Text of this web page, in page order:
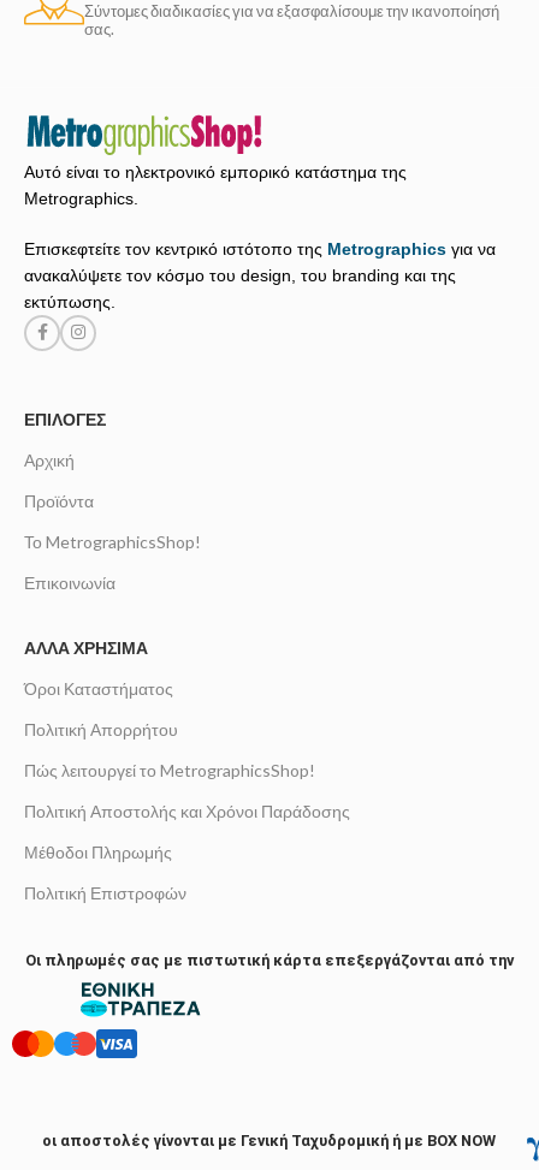
Σύντομες διαδικασίες για να εξασφαλίσουμε την ικανοποίησή
σας.
Αυτό είναι το ηλεκτρονικό εμπορικό κατάστημα της
Metrographics.
Επισκεφτείτε τον κεντρικό ιστότοπο της Metrographics για να
ανακαλύψετε τον κόσμο του design, του branding και της
εκτύπωσης.
ΕΠΙΛΟΓΈΣ
Αρχική
Προϊόντα
Το MetrographicsShop!
Επικοινωνία
ΆΛΛΑ ΧΡΉΣΙΜΑ
Όροι Καταστήματος
Πολιτική Απορρήτου
Πώς λειτουργεί το MetrographicsShop!
Πολιτική Αποστολής και Χρόνοι Παράδοσης
Μέθοδοι Πληρωμής
Πολιτική Επιστροφών
Οι πληρωμές σας με πιστωτική κάρτα επεξεργάζονται από την
οι αποστολές γίνονται με Γενική Ταχυδρομική ή με BOX NOW